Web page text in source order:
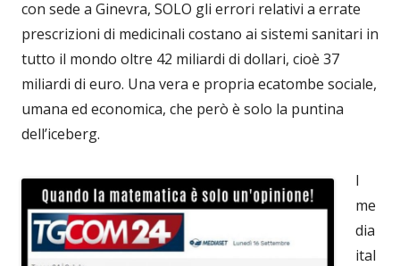
con sede a Ginevra, SOLO gli errori relativi a errate
prescrizioni di medicinali costano ai sistemi sanitari in
tutto il mondo oltre 42 miliardi di dollari, cioè 37
miliardi di euro. Una vera e propria ecatombe sociale,
umana ed economica, che però è solo la puntina
dell’iceberg.
I
me
dia
ital